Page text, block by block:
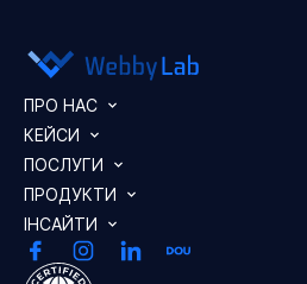
ПРО НАС
КЕЙСИ
ПОСЛУГИ
ПРОДУКТИ
ІНСАЙТИ